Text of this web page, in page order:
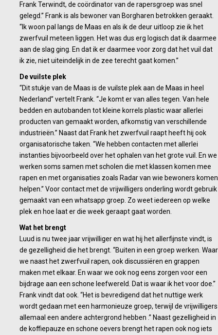
Frank Terwindt, de coördinator van de rapersgroep was snel
gelegd.” Frank is als bewoner van Borgharen betrokken geraakt.
“Ik woon pal langs de Maas en als ik de deur uitloop zie ik het
zwerfvuil meteen liggen. Het was dus erg logisch dat ik daarmee
aan de slag ging. En dat ik er daarmee voor zorg dat het vuil dat
ik zie, niet uiteindelijk in de zee terecht gaat komen.”
De vuilste plek
“Dit stukje van de Maas is de vuilste plek aan de Maas in heel
Nederland” vertelt Frank. “Je komt er van alles tegen. Van hele
bedden en autobanden tot kleine korrels plastic waar allerlei
producten van gemaakt worden, afkomstig van verschillende
industrieën.” Naast dat Frank het zwerfvuil raapt heeft hij ook
organisatorische taken. “We hebben contacten met allerlei
instanties bijvoorbeeld over het ophalen van het grote vuil. En we
werken soms samen met scholen die met klassen komen mee
rapen en met organisaties zoals Radar van wie bewoners komen
helpen.” Voor contact met de vrijwilligers onderling wordt gebruik
gemaakt van een whatsapp groep. Zo weet iedereen op welke
plek en hoe laat er die week geraapt gaat worden.
Wat het brengt
Luud is nu twee jaar vrijwilliger en wat hij het allerfijnste vindt, is
de gezelligheid die het brengt. “Buiten in een groep werken. Waar
we naast het zwerfvuil rapen, ook discussiëren en grappen
maken met elkaar. En waar we ook nog eens zorgen voor een
bijdrage aan een schone leefwereld. Dat is waar ik het voor doe.”
Frank vindt dat ook. “Het is bevredigend dat het nuttige werk
wordt gedaan met een harmonieuze groep, terwijl de vrijwilligers
allemaal een andere achtergrond hebben .” Naast gezelligheid in
de koffiepauze en schone oevers brengt het rapen ook nog iets